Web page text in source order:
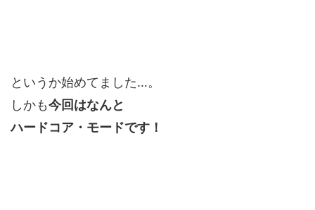
というか始めてました…。
しかも今回はなんと
ハードコア・モードです！